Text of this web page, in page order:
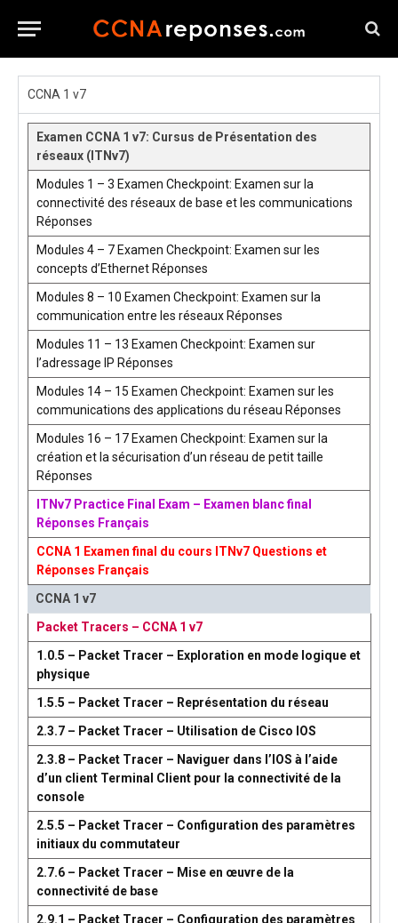
CCNA 1 v7
Examen CCNA 1 v7: Cursus de Présentation des
réseaux (ITNv7)
Modules 1 – 3 Examen Checkpoint: Examen sur la
connectivité des réseaux de base et les communications
Réponses
Modules 4 – 7 Examen Checkpoint: Examen sur les
concepts d’Ethernet Réponses
Modules 8 – 10 Examen Checkpoint: Examen sur la
communication entre les réseaux Réponses
Modules 11 – 13 Examen Checkpoint: Examen sur
l’adressage IP Réponses
Modules 14 – 15 Examen Checkpoint: Examen sur les
communications des applications du réseau Réponses
Modules 16 – 17 Examen Checkpoint: Examen sur la
création et la sécurisation d’un réseau de petit taille
Réponses
ITNv7 Practice Final Exam – Examen blanc final
Réponses Français
CCNA 1 Examen final du cours ITNv7 Questions et
Réponses Français
CCNA 1 v7
Packet Tracers – CCNA 1 v7
1.0.5 – Packet Tracer – Exploration en mode logique et
physique
1.5.5 – Packet Tracer – Représentation du réseau
2.3.7 – Packet Tracer – Utilisation de Cisco IOS
2.3.8 – Packet Tracer – Naviguer dans l’IOS à l’aide
d’un client Terminal Client pour la connectivité de la
console
2.5.5 – Packet Tracer – Configuration des paramètres
initiaux du commutateur
2.7.6 – Packet Tracer – Mise en œuvre de la
connectivité de base
2.9.1 – Packet Tracer – Configuration des paramètres